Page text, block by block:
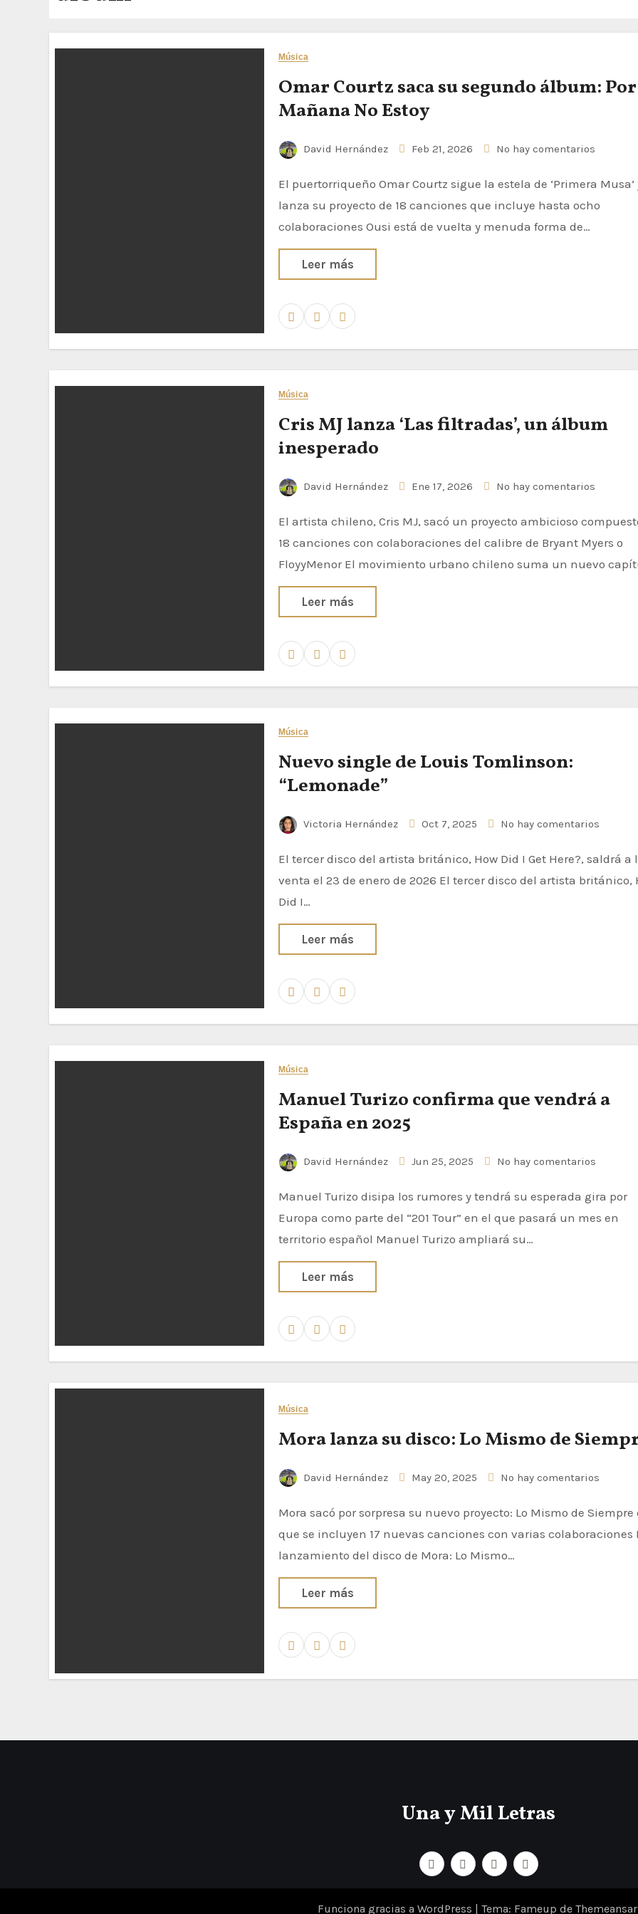
Música
Omar Courtz saca su segundo álbum:
Mañana No Estoy
David Hernández Feb 21, 2026 No hay comentarios
El puertorriqueño Omar Courtz sigue la estela de ‘Primera Musa’ y
lanza su proyecto de 18 canciones que incluye hasta ocho
colaboraciones Ousi está de vuelta y menuda forma de…
Leer más
Música
Cris MJ lanza ‘Las filtradas’, un álbum
inesperado
David Hernández Ene 17, 2026 No hay comentarios
El artista chileno, Cris MJ, sacó un proyecto ambicioso compuesto de
18 canciones con colaboraciones del calibre de Bryant Myers o
FloyyMenor El movimiento urbano chileno suma un nuevo
Leer más
Música
Nuevo single de Louis Tomlinson:
“Lemonade”
Victoria Hernández Oct 7, 2025 No hay comentarios
El tercer disco del artista británico, How Did I Get Here?, saldrá a la
venta el 23 de enero de 2026 El tercer disco del artista británico,
Did I…
Leer más
Música
Manuel Turizo confirma que vendrá a
España en 2025
David Hernández Jun 25, 2025 No hay comentarios
Manuel Turizo disipa los rumores y tendrá su esperada gira por
Europa como parte del “201 Tour” en el que pasará un mes en
territorio español Manuel Turizo ampliará su…
Leer más
Música
Mora lanza su disco: Lo Mismo de
David Hernández May 20, 2025 No hay comentarios
Mora sacó por sorpresa su nuevo proyecto: Lo Mismo de Siempre en el
que se incluyen 17 nuevas canciones con varias colaboraciones
lanzamiento del disco de Mora: Lo Mismo…
Leer más
Una y Mil Letras
Funciona gracias a WordPress | Tema: Fameup de Themeansar